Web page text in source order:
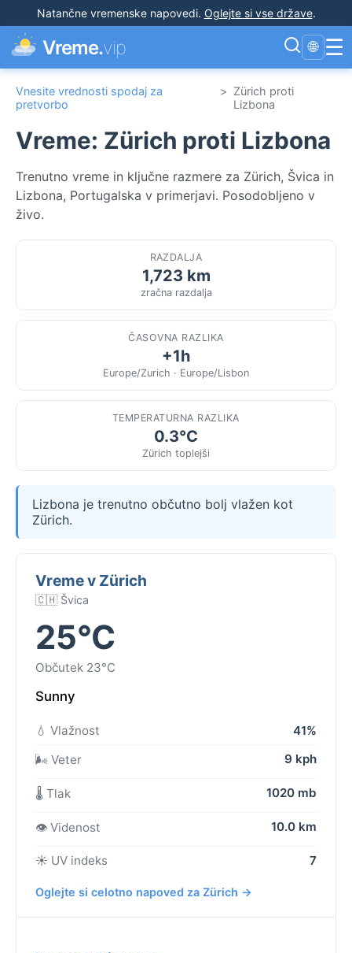
Natančne vremenske napovedi. Oglejte si vse države.
Vreme.vip 🌐 ☰
Vnesite vrednosti spodaj za
pretvorbo
> Zürich proti
Lizbona
Vreme: Zürich proti Lizbona
Trenutno vreme in ključne razmere za Zürich, Švica in
Lizbona, Portugalska v primerjavi. Posodobljeno v
živo.
RAZDALJA
1,723 km
zračna razdalja
ČASOVNA RAZLIKA
+1h
Europe/Zurich · Europe/Lisbon
TEMPERATURNA RAZLIKA
0.3°C
Zürich toplejši
Lizbona je trenutno občutno bolj vlažen kot
Zürich.
Vreme v Zürich
🇨🇭 Švica
25°C
Občutek 23°C
Sunny
💧 Vlažnost
41%
🌬️ Veter
9 kph
🌡️ Tlak 1020 mb
👁️ Videnost 10.0 km
☀️ UV indeks 7
Oglejte si celotno napoved za Zürich →